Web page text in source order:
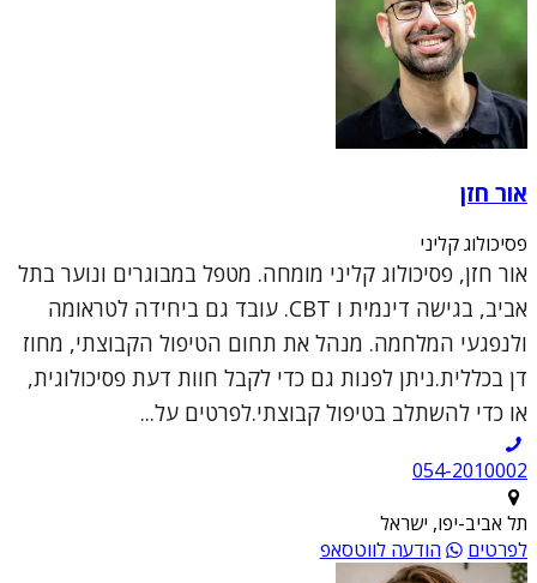
אור חזן
פסיכולוג קליני
אור חזן, פסיכולוג קליני מומחה. מטפל במבוגרים ונוער בתל
אביב, בגישה דינמית ו CBT. עובד גם ביחידה לטראומה
ולנפגעי המלחמה. מנהל את תחום הטיפול הקבוצתי, מחוז
דן בכללית.ניתן לפנות גם כדי לקבל חוות דעת פסיכולוגית,
או כדי להשתלב בטיפול קבוצתי.לפרטים על...
054-2010002
תל אביב-יפו, ישראל
לפרטים
הודעה לווטסאפ